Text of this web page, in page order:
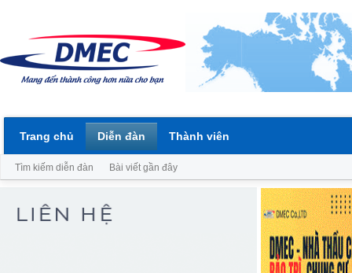
Trang chủ Diễn đàn
Tìm kiếm diễn đàn Bài viết gần đây
Thành viên